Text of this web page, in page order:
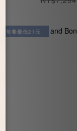
每餐最低21元